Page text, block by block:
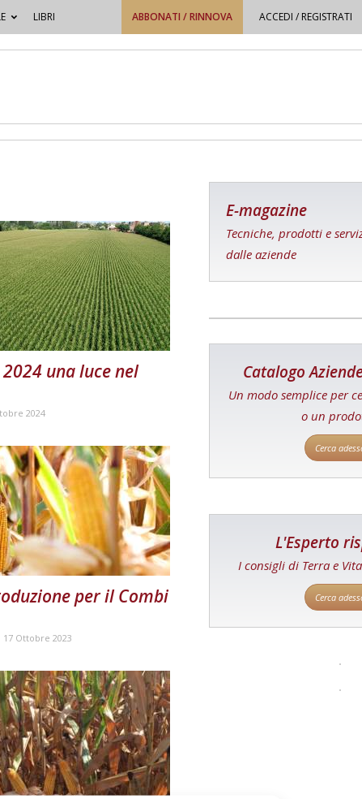
LIBRI ABBONATI / RINNOVA ACCEDI / REGISTRATI
una luce nel
2024
per il Combi
17 Ottobre 2023
E-magazine
Tecniche, prodotti e
dalle aziende
Catalogo
Un modo semplice per
o un
Cerca
L'Esperto
I consigli di Terra e
Cerca